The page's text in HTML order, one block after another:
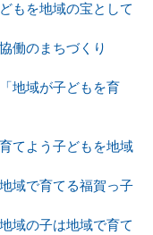
もを地域の宝として
働のまちづくり
地域が子どもを育
てよう子どもを地域
域で育てる福賀っ子
域の子は地域で育て